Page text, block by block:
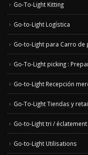
Go-To-Light Kitting
Go-to-Light Logística
Go-to-Light para Carro
Go-To-Light picking :
Go-to-Light Recepción
Go-To-Light Tiendas y
Go-to-Light tri / éclatement
Go-to-Light Utilisations